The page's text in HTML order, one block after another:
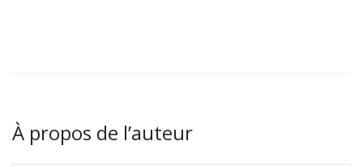
À propos de l’auteur